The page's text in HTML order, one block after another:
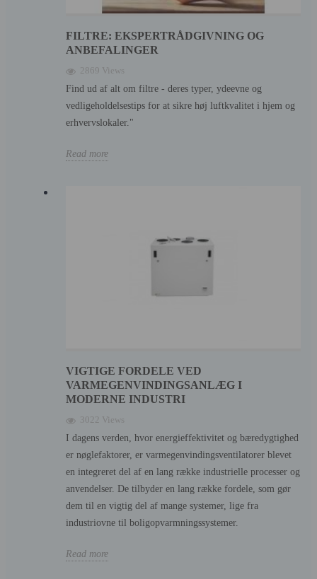
FILTRE: EKSPERTRÅDGIVNING OG
ANBEFALINGER
2869 Views
Find ud af alt om filtre - deres typer, ydeevne og
vedligeholdelsestips for at sikre høj luftkvalitet i hjem og
erhvervslokaler."
Read more
VIGTIGE FORDELE VED
VARMEGENVINDINGSANLÆG I
MODERNE INDUSTRI
3022 Views
I dagens verden, hvor energieffektivitet og bæredygtighed
er nøglefaktorer, er varmegenvindingsventilatorer blevet
en integreret del af en lang række industrielle processer og
anvendelser. De tilbyder en lang række fordele, som gør
dem til en vigtig del af mange systemer, lige fra
industriovne til boligopvarmningssystemer.
Read more